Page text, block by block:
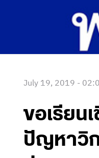
July 19, 2019 -
ขอเรียน
ปัญหาวิ